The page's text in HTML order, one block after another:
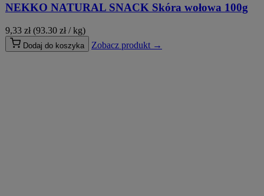
NEKKO NATURAL SNACK Skóra wołowa 100g
9,33 zł (93.30 zł / kg)
Dodaj do koszyka Zobacz produkt →